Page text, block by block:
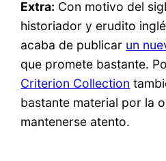
Extra: Con motivo del
historiador y erudito
acaba de publicar un
que promete bastante.
Criterion Collection
bastante material por la
mantenerse atento.